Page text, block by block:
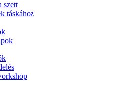
szett
táskához